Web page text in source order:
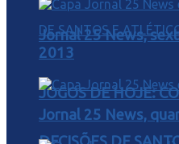
JOGOS DE HOJE:
Jornal 25 News,
2013
Jornal 25 News,